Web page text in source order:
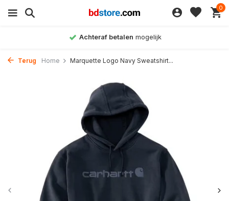
0
Achteraf betalen mogelijk
Terug Home Marquette Logo Navy Sweatshirt...